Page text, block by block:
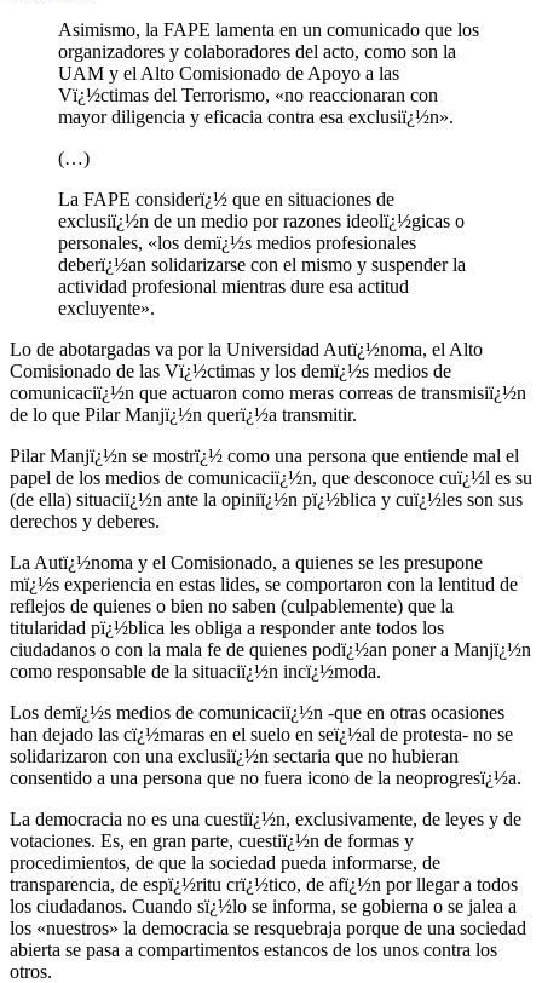
Asimismo, la FAPE lamenta en un comunicado que los
organizadores y colaboradores del acto, como son la
UAM y el Alto Comisionado de Apoyo a las
Vï¿½ctimas del Terrorismo, «no reaccionaran con
mayor diligencia y eficacia contra esa exclusiï¿½n».
(…)
La FAPE considerï¿½ que en situaciones de
exclusiï¿½n de un medio por razones ideolï¿½gicas o
personales, «los demï¿½s medios profesionales
deberï¿½an solidarizarse con el mismo y suspender la
actividad profesional mientras dure esa actitud
excluyente».
Lo de abotargadas va por la Universidad Autï¿½noma, el Alto
Comisionado de las Vï¿½ctimas y los demï¿½s medios de
comunicaciï¿½n que actuaron como meras correas de transmisiï¿½n
de lo que Pilar Manjï¿½n querï¿½a transmitir.
Pilar Manjï¿½n se mostrï¿½ como una persona que entiende mal el
papel de los medios de comunicaciï¿½n, que desconoce cuï¿½l es su
(de ella) situaciï¿½n ante la opiniï¿½n pï¿½blica y cuï¿½les son sus
derechos y deberes.
La Autï¿½noma y el Comisionado, a quienes se les presupone
mï¿½s experiencia en estas lides, se comportaron con la lentitud de
reflejos de quienes o bien no saben (culpablemente) que la
titularidad pï¿½blica les obliga a responder ante todos los
ciudadanos o con la mala fe de quienes podï¿½an poner a Manjï¿½n
como responsable de la situaciï¿½n incï¿½moda.
Los demï¿½s medios de comunicaciï¿½n -que en otras ocasiones
han dejado las cï¿½maras en el suelo en seï¿½al de protesta- no se
solidarizaron con una exclusiï¿½n sectaria que no hubieran
consentido a una persona que no fuera icono de la neoprogresï¿½a.
La democracia no es una cuestiï¿½n, exclusivamente, de leyes y de
votaciones. Es, en gran parte, cuestiï¿½n de formas y
procedimientos, de que la sociedad pueda informarse, de
transparencia, de espï¿½ritu crï¿½tico, de afï¿½n por llegar a todos
los ciudadanos. Cuando sï¿½lo se informa, se gobierna o se jalea a
los «nuestros» la democracia se resquebraja porque de una sociedad
abierta se pasa a compartimentos estancos de los unos contra los
otros.